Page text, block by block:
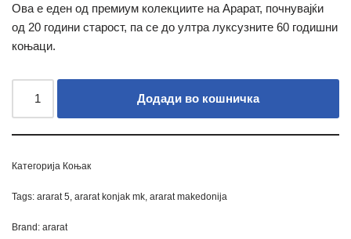
Ова е еден од премиум колекциите на Арарат, почнувајќи
од 20 години старост, па се до ултра луксузните 60 годишни
коњаци.
Додади во кошничка
Категорија Коњак
Tags: ararat 5 ararat konjak mk ararat makedonija
Brand: ararat